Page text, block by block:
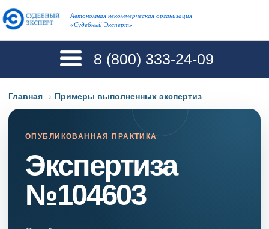
Автономная некоммерческая организация
«Судебный Эксперт»
8 (800) 333-24-09
Главная → Примеры выполненных экспертиз
ОПУБЛИКОВАННАЯ ПРАКТИКА
Экспертиза
№104603